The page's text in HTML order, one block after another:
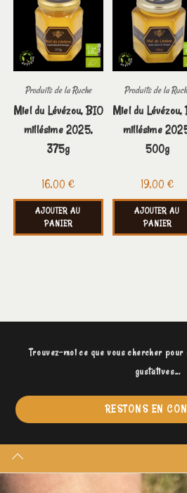
Produits de la Ruche
Miel du Lévézou, BIO
millésime 2025,
375g
16,00 €
AJOUTER AU
PANIER
Produits de la
Miel du Lévézou,
millésime
500g
19,00 €
AJOUTER AU
PANIER
Trouvez-moi ce que vous chercher
gustatives...
RESTONS EN